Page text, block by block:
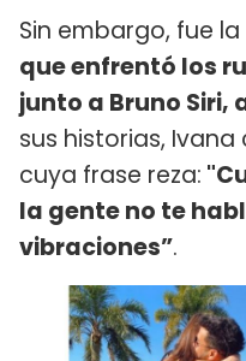
Sin embargo, fue
que enfrentó los
junto a Bruno Siri,
sus historias,
cuya frase reza:
la gente no te
vibraciones”.